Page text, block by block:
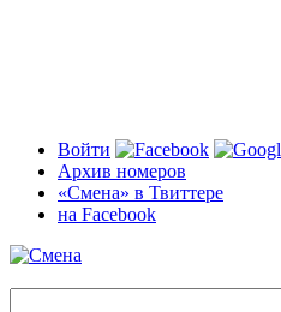
Войти
Архив номеров
«Смена» в Твиттере
на Facebook